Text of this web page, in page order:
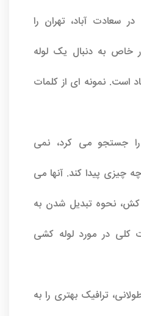
آباد، تهران را
خاص به دنبال یک لوله
است. نمونه ای از کلمات
جستجو می کرد، نمی
چیزی پیدا کند. آنها می
کش، نحوه تبدیل شدن به
کلی در مورد لوله کشی
ترافیک بهتری را به